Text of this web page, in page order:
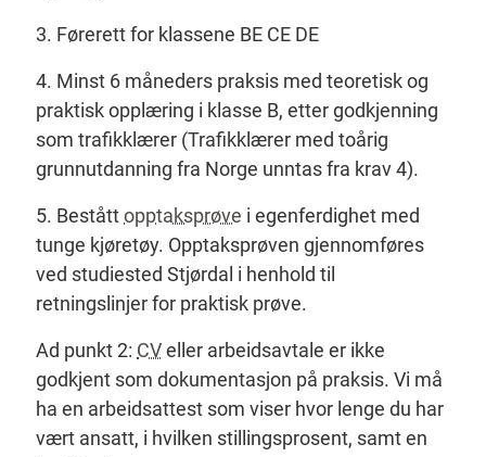
3. Førerett for klassene BE CE DE
4. Minst 6 måneders praksis med teoretisk og
praktisk opplæring i klasse B, etter godkjenning
som trafikklærer (Trafikklærer med toårig
grunnutdanning fra Norge unntas fra krav 4).
5. Beståttopptaksprøve i egenferdighet med
tunge kjøretøy. Opptaksprøven gjennomføres
ved studiested Stjørdal i henhold til
retningslinjer for praktisk prøve.
Ad punkt 2: CVeller arbeidsavtale er ikke
godkjent som dokumentasjon på praksis. Vi må
ha en arbeidsattest som viser hvor lenge du har
vært ansatt, i hvilken stillingsprosent, samt en